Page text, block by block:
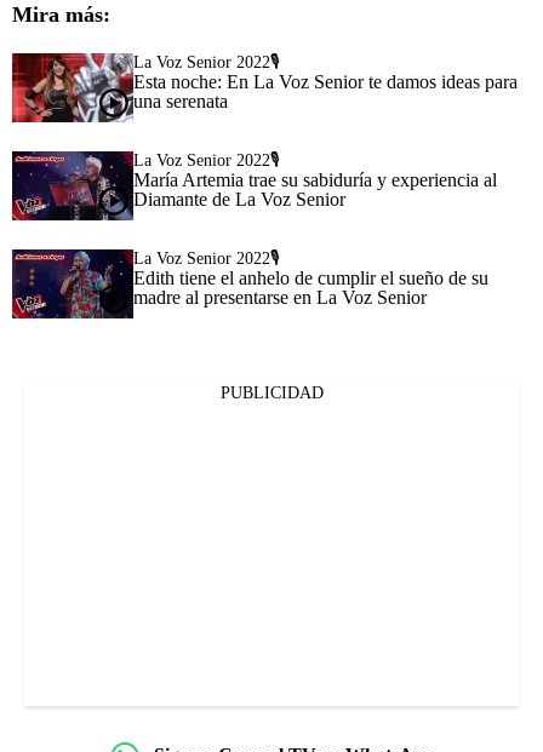
Mira más:
La Voz Senior 2022🎙️
Esta noche: En La Voz Senior te damos ideas para
una serenata
La Voz Senior 2022🎙️
María Artemia trae su sabiduría y experiencia al
Diamante de La Voz Senior
La Voz Senior 2022🎙️
Edith tiene el anhelo de cumplir el sueño de su
madre al presentarse en La Voz Senior
PUBLICIDAD